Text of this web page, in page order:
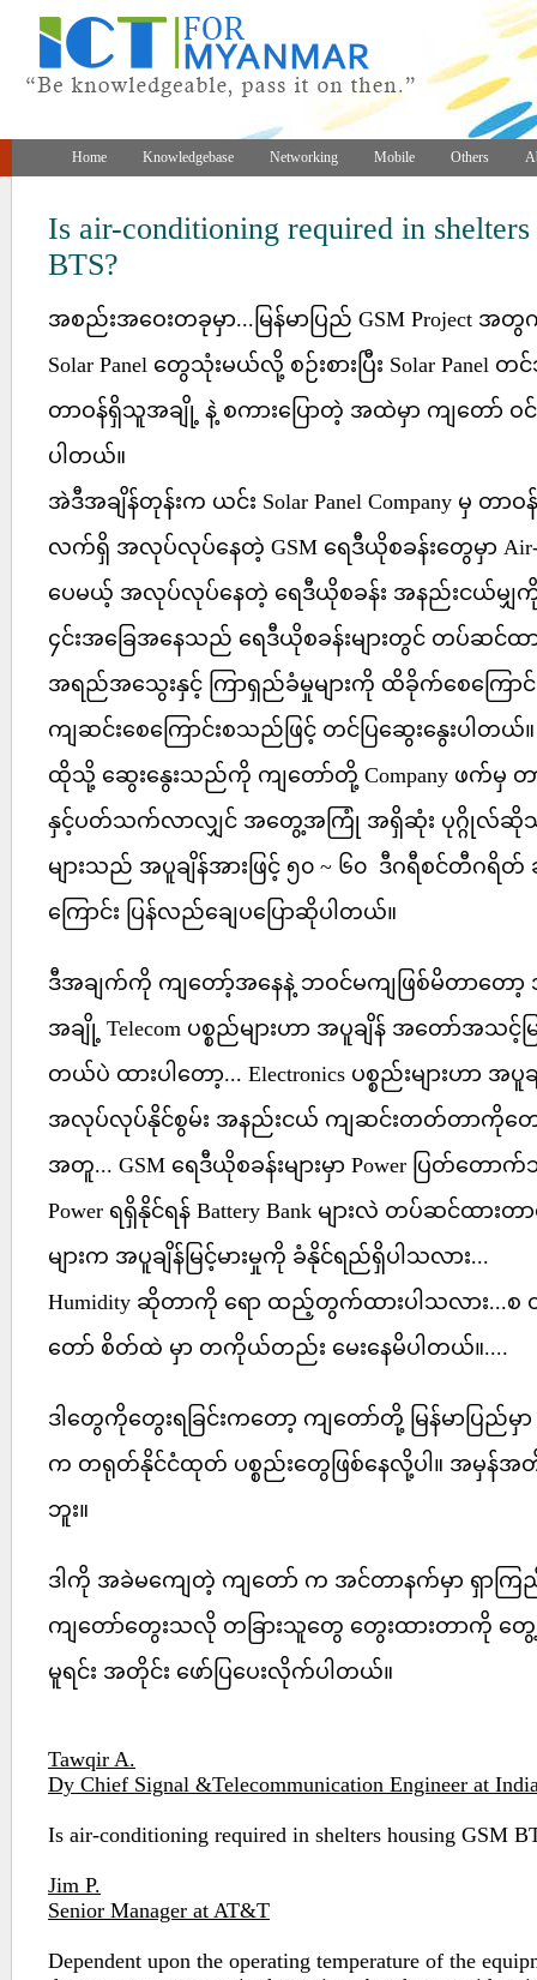
Home Knowledgebase Networking Mobile Others
Is air-conditioning required in
BTS?
အစည်းအဝေးတခုမှာ...မြန်မာပြည် GSM Project
Solar Panel တွေသုံးမယ်လို့ စဉ်းစားပြီး Solar Panel
တာဝန်ရှိသူအချို့ နဲ့ စကားပြောတဲ့ အထဲမှာ ကျတော် ဝင်
ပါတယ်။
အဲဒီအချိန်တုန်းက ယင်း Solar Panel Company မှ တာ
လက်ရှိ အလုပ်လုပ်နေတဲ့ GSM ရေဒီယိုစခန်းတွေမှာ
ပေမယ့် အလုပ်လုပ်နေတဲ့ ရေဒီယိုစခန်း အနည်းငယ်မျှကို
၄င်းအခြေအနေသည် ရေဒီယိုစခန်းများတွင် တပ်ဆင်ထာ
အရည်အသွေးနှင့် ကြာရှည်ခံမှုများကို ထိခိုက်စေကြောင်း၊
ကျဆင်းစေကြောင်းစသည်ဖြင့် တင်ပြဆွေးနွေးပါတယ်။
ထိုသို့ ဆွေးနွေးသည်ကို ကျတော်တို့ Company ဖက်မှ တ
နှင့်ပတ်သက်လာလျှင် အတွေ့အကြုံ အရှိဆုံး ပုဂ္ဂိုလ်ဆိုသူက
များသည် အပူချိန်အားဖြင့် ၅၀ ~ ၆၀ ဒီဂရီစင်တီဂရိ
ကြောင်း ပြန်လည်ချေပပြောဆိုပါတယ်။
ဒီအချက်ကို ကျတော့်အနေနဲ့ ဘဝင်မကျဖြစ်မိတာတော့
အချို့ Telecom ပစ္စည်များဟာ အပူချိန် အတော်အသင့်
တယ်ပဲ ထားပါတော့... Electronics ပစ္စည်းများဟာ အပူ
အလုပ်လုပ်နိုင်စွမ်း အနည်းငယ် ကျဆင်းတတ်တာကိုတော့
အတူ... GSM ရေဒီယိုစခန်းများမှာ Power ပြတ်တောက်
Power ရရှိနိုင်ရန် Battery Bank များလဲ တပ်ဆင်ထားတ
များက အပူချိန်မြင့်မားမှုကို ခံနိုင်ရည်ရှိပါသလား...
Humidity ဆိုတာကို ရော ထည့်တွက်ထားပါသလား...စ
တော် စိတ်ထဲ မှာ တကိုယ်တည်း မေးနေမိပါတယ်။....
ဒါတွေကိုတွေးရခြင်းကတော့ ကျတော်တို့ မြန်မာပြည်မှ
က တရုတ်နိုင်ငံထုတ် ပစ္စည်းတွေဖြစ်နေလို့ပါ။ အမှန်အတိုင်
ဘူး။
ဒါကို အခဲမကျေတဲ့ ကျတော် က အင်တာနက်မှာ ရှာကြ
ကျတော်တွေးသလို တခြားသူတွေ တွေးထားတာကို တွ
မူရင်း အတိုင်း ဖော်ပြပေးလိုက်ပါတယ်။
Tawqir A.
Dy Chief Signal &Telecommunication Engineer at
Is air-conditioning required in shelters housing GSM
Jim P.
Senior Manager at AT&T
Dependent upon the operating temperature of the